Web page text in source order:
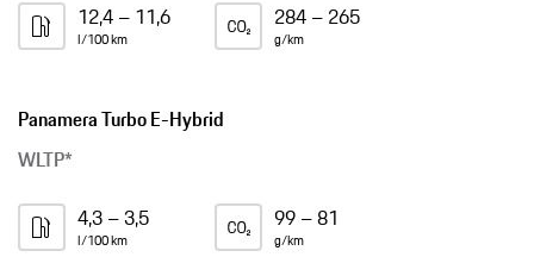
12,4 – 11,6
l/100 km
284 – 265
g/km
Panamera Turbo E-Hybrid
WLTP*
4,3 – 3,5
l/100 km
99 – 81
g/km